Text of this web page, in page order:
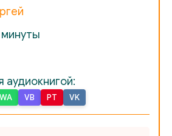
минуты
аудиокнигой:
WA VB PT VK